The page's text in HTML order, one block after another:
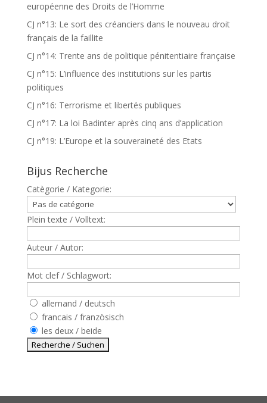
européenne des Droits de l’Homme
CJ n°13: Le sort des créanciers dans le nouveau droit
français de la faillite
CJ n°14: Trente ans de politique pénitentiaire française
CJ n°15: L’influence des institutions sur les partis
politiques
CJ n°16: Terrorisme et libertés publiques
CJ n°17: La loi Badinter après cinq ans d’application
CJ n°19: L’Europe et la souveraineté des Etats
Bijus Recherche
Catègorie / Kategorie:
Plein texte / Volltext:
Auteur / Autor:
Mot clef / Schlagwort:
allemand / deutsch
francais / französisch
les deux / beide